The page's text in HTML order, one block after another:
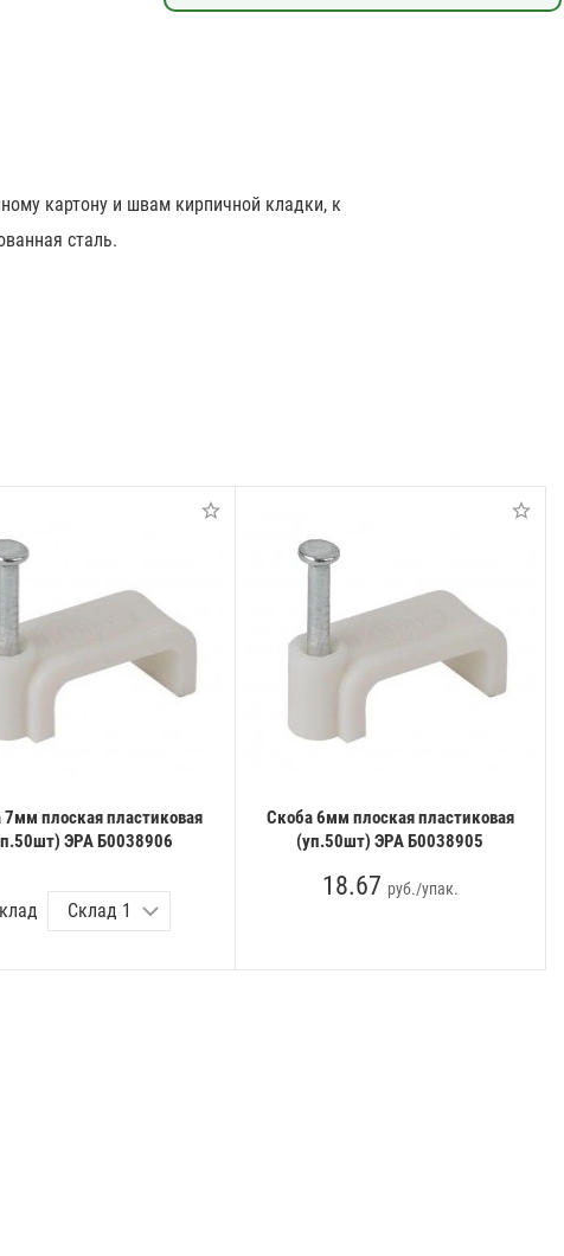
картону и швам кирпичной кладки, к
сталь.
7мм плоская пластиковая
ЭРА Б0038906
Скоба 6мм плоская пластиковая
(уп.50шт) ЭРА Б0038905
18.67 руб./упак.